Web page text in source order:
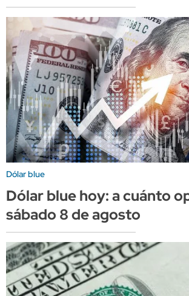
Dólar blue
Dólar blue hoy: a cuánto
sábado 8 de agosto